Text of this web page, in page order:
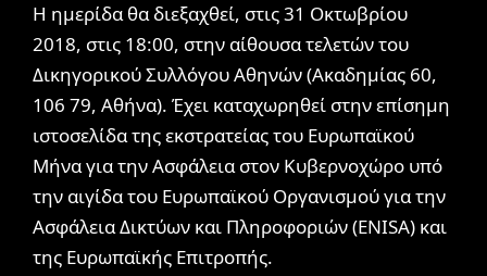
Η ημερίδα θα διεξαχθεί, στις 31 Οκτωβρίου
2018, στις 18:00, στην αίθουσα τελετών του
Δικηγορικού Συλλόγου Αθηνών (Ακαδημίας 60,
106 79, Αθήνα). Έχει καταχωρηθεί στην επίσημη
ιστοσελίδα της εκστρατείας του Ευρωπαϊκού
Μήνα για την Ασφάλεια στον Κυβερνοχώρο υπό
την αιγίδα του Ευρωπαϊκού Οργανισμού για την
Ασφάλεια Δικτύων και Πληροφοριών (ENISA) και
της Ευρωπαϊκής Επιτροπής.